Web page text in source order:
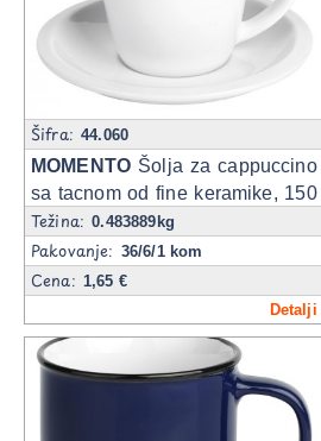
Šifra:44.060
MOMENTO Šolja za cappuccino
sa tacnom od fine keramike, 150
ml
Težina:0.483889kg
Pakovanje: 36/6/1 kom
Cena: 1,65 €
Detalji